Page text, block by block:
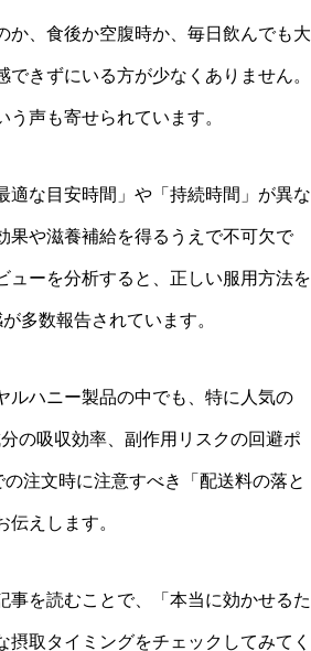
か、食後か空腹時か、毎日飲んでも大
きずにいる方が少なくありません。
声も寄せられています。
適な目安時間」や「持続時間」が異な
果や滋養補給を得るうえで不可欠で
ューを分析すると、正しい服用方法を
多数報告されています。
ルハニー製品の中でも、特に人気の
の吸収効率、副作用リスクの回避ポ
注文時に注意すべき「配送料の落と
えします。
事を読むことで、「本当に効かせるた
取タイミングをチェックしてみてく